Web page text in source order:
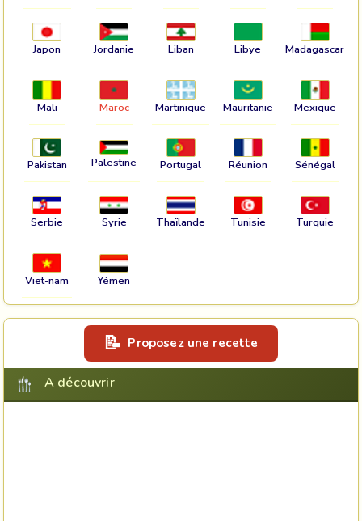
Japon Jordanie Liban Libye Madagascar
Mali Maroc Martinique Mauritanie Mexique
Pakistan Palestine Portugal Réunion Sénégal
Serbie Syrie Thaïlande Tunisie Turquie
Viet-nam Yémen
Proposez une recette
A découvrir